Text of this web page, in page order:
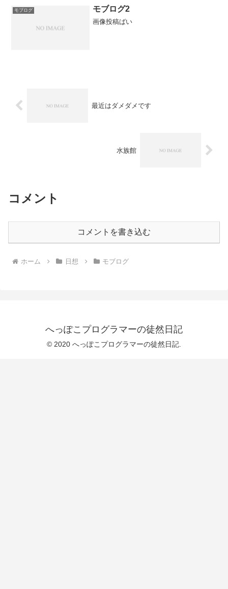
モブログ モブログ2
画像投稿ばい
最近はダメダメです
水族館
コメント
コメントを書き込む
ホーム 日想 モブログ
へっぽこプログラマーの徒然日記
© 2020 へっぽこプログラマーの徒然日記.